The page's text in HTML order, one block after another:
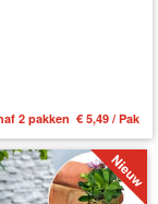
2 pakken € 5,49 / Pak